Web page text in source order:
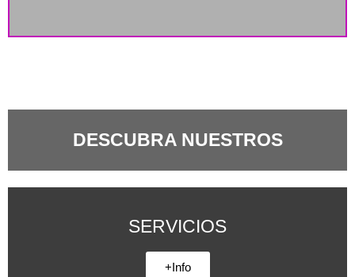
DESCUBRA NUESTROS
SERVICIOS
+Info